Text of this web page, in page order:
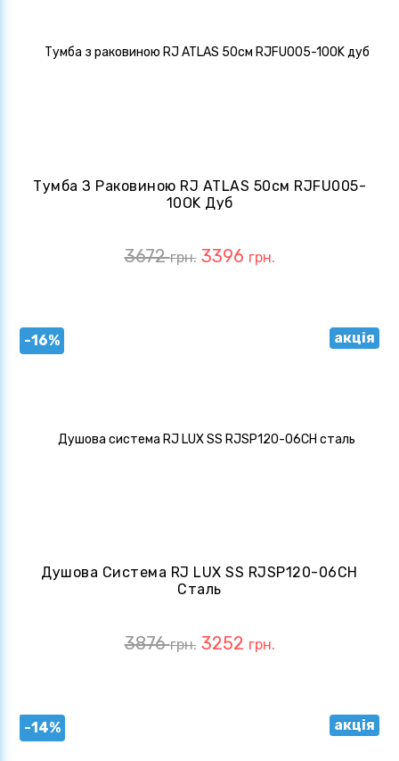
Тумба З Раковиною RJ ATLAS 50см RJFU005-
10OK Дуб
3672грн. 3396 грн.
-16% акція
Душова Система RJ LUX SS RJSP120-06CH
Сталь
3876грн. 3252 грн.
-14% акція